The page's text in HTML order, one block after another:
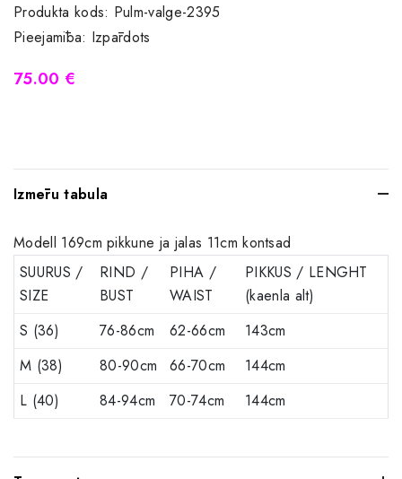
Produkta kods: Pulm-valge-2395
Pieejamība: Izpārdots
75.00 €
Izmēru tabula
Modell 169cm pikkune ja jalas 11cm kontsad
SUURUS /
SIZE
RIND /
BUST
PIHA /
WAIST
PIKKUS / LENGHT
(kaenla alt)
S (36)
76-86cm 62-66cm
143cm
M (38)
80-90cm 66-70cm
144cm
L (40)
84-94cm 70-74cm 144cm